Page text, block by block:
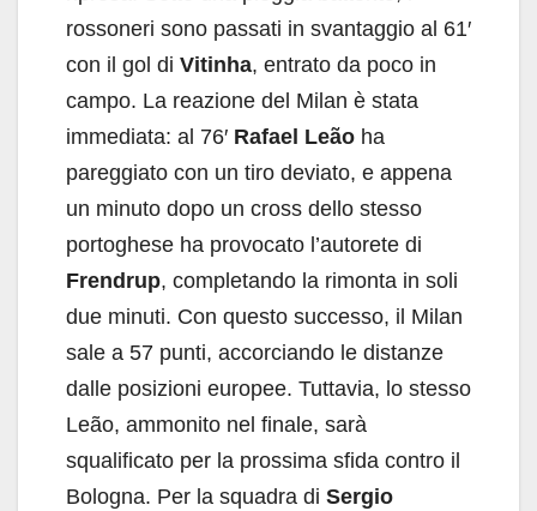
rossoneri sono passati in svantaggio al 61′
con il gol di Vitinha, entrato da poco in
campo. La reazione del Milan è stata
immediata: al 76′ Rafael Leão ha
pareggiato con un tiro deviato, e appena
un minuto dopo un cross dello stesso
portoghese ha provocato l’autorete di
Frendrup, completando la rimonta in soli
due minuti. Con questo successo, il Milan
sale a 57 punti, accorciando le distanze
dalle posizioni europee. Tuttavia, lo stesso
Leão, ammonito nel finale, sarà
squalificato per la prossima sfida contro il
Bologna. Per la squadra di Sergio